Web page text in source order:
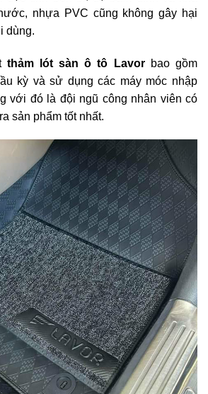
nhựa PVC cũng không gây hại
dùng.
thảm lót sàn ô tô Lavorbao gồm
kỳ và sử dụng các máy móc nhập
với đó là đội ngũ công nhân viên có
sản phẩm tốt nhất.